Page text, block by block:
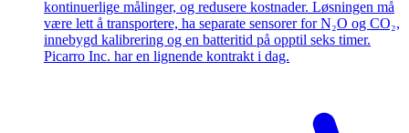
kontinuerlige målinger, og redusere kostnader. Løsningen må
være lett å transportere, ha separate sensorer for N₂O og CO₂,
innebygd kalibrering og en batteritid på opptil seks timer.
Picarro Inc. har en lignende kontrakt i dag.